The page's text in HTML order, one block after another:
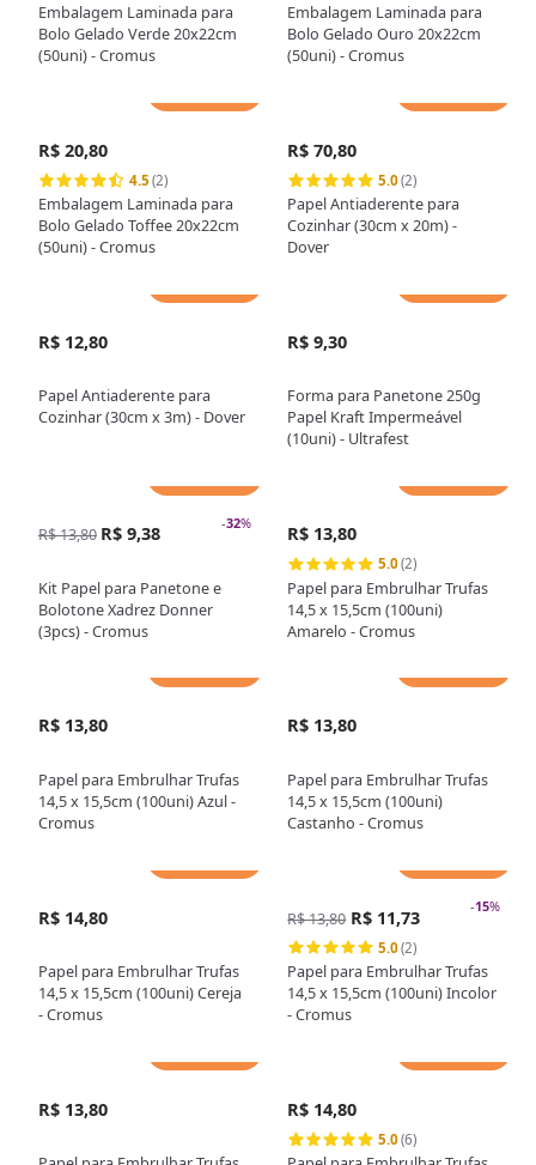
Embalagem Laminada para
Bolo Gelado Verde 20x22cm
(50uni) - Cromus
Embalagem Laminada para
Bolo Gelado Ouro 20x22cm
(50uni) - Cromus
R$ 20,80
4.5 (2)
Embalagem Laminada para
Bolo Gelado Toffee 20x22cm
(50uni) - Cromus
R$ 70,80
5.0(2)
Papel Antiaderente para
Cozinhar (30cm x 20m) -
Dover
R$ 12,80
Papel Antiaderente para
Cozinhar (30cm x 3m) - Dover
R$ 9,30
Forma para Panetone 250g
Papel Kraft Impermeável
(10uni) - Ultrafest
-32%
R$ 13,80 R$ 9,38
Kit Papel para Panetone e
Bolotone Xadrez Donner
(3pcs) - Cromus
R$ 13,80
5.0(2)
Papel para Embrulhar Trufas
14,5 x 15,5cm (100uni)
Amarelo - Cromus
R$ 13,80
Papel para Embrulhar Trufas
14,5 x 15,5cm (100uni) Azul -
Cromus
R$ 13,80
Papel para Embrulhar Trufas
14,5 x 15,5cm (100uni)
Castanho - Cromus
R$ 14,80
Papel para Embrulhar Trufas
14,5 x 15,5cm (100uni) Cereja
- Cromus
-15%
R$ 13,80 R$ 11,73
5.0(2)
Papel para Embrulhar Trufas
14,5 x 15,5cm (100uni) Incolor
- Cromus
R$ 13,80 R$ 14,80
5.0(6)